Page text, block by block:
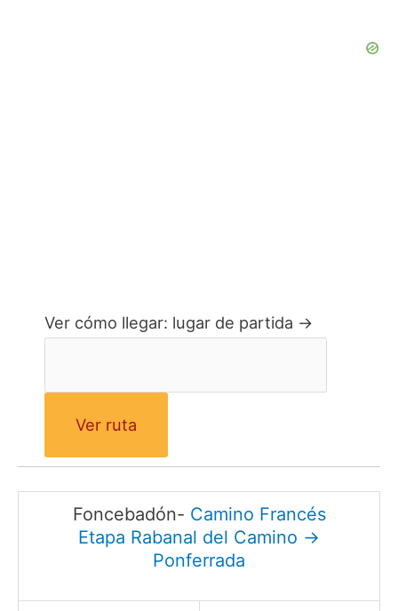
Ver cómo llegar: lugar de partida →
Foncebadón- Camino Francés
Etapa Rabanal del Camino →
Ponferrada